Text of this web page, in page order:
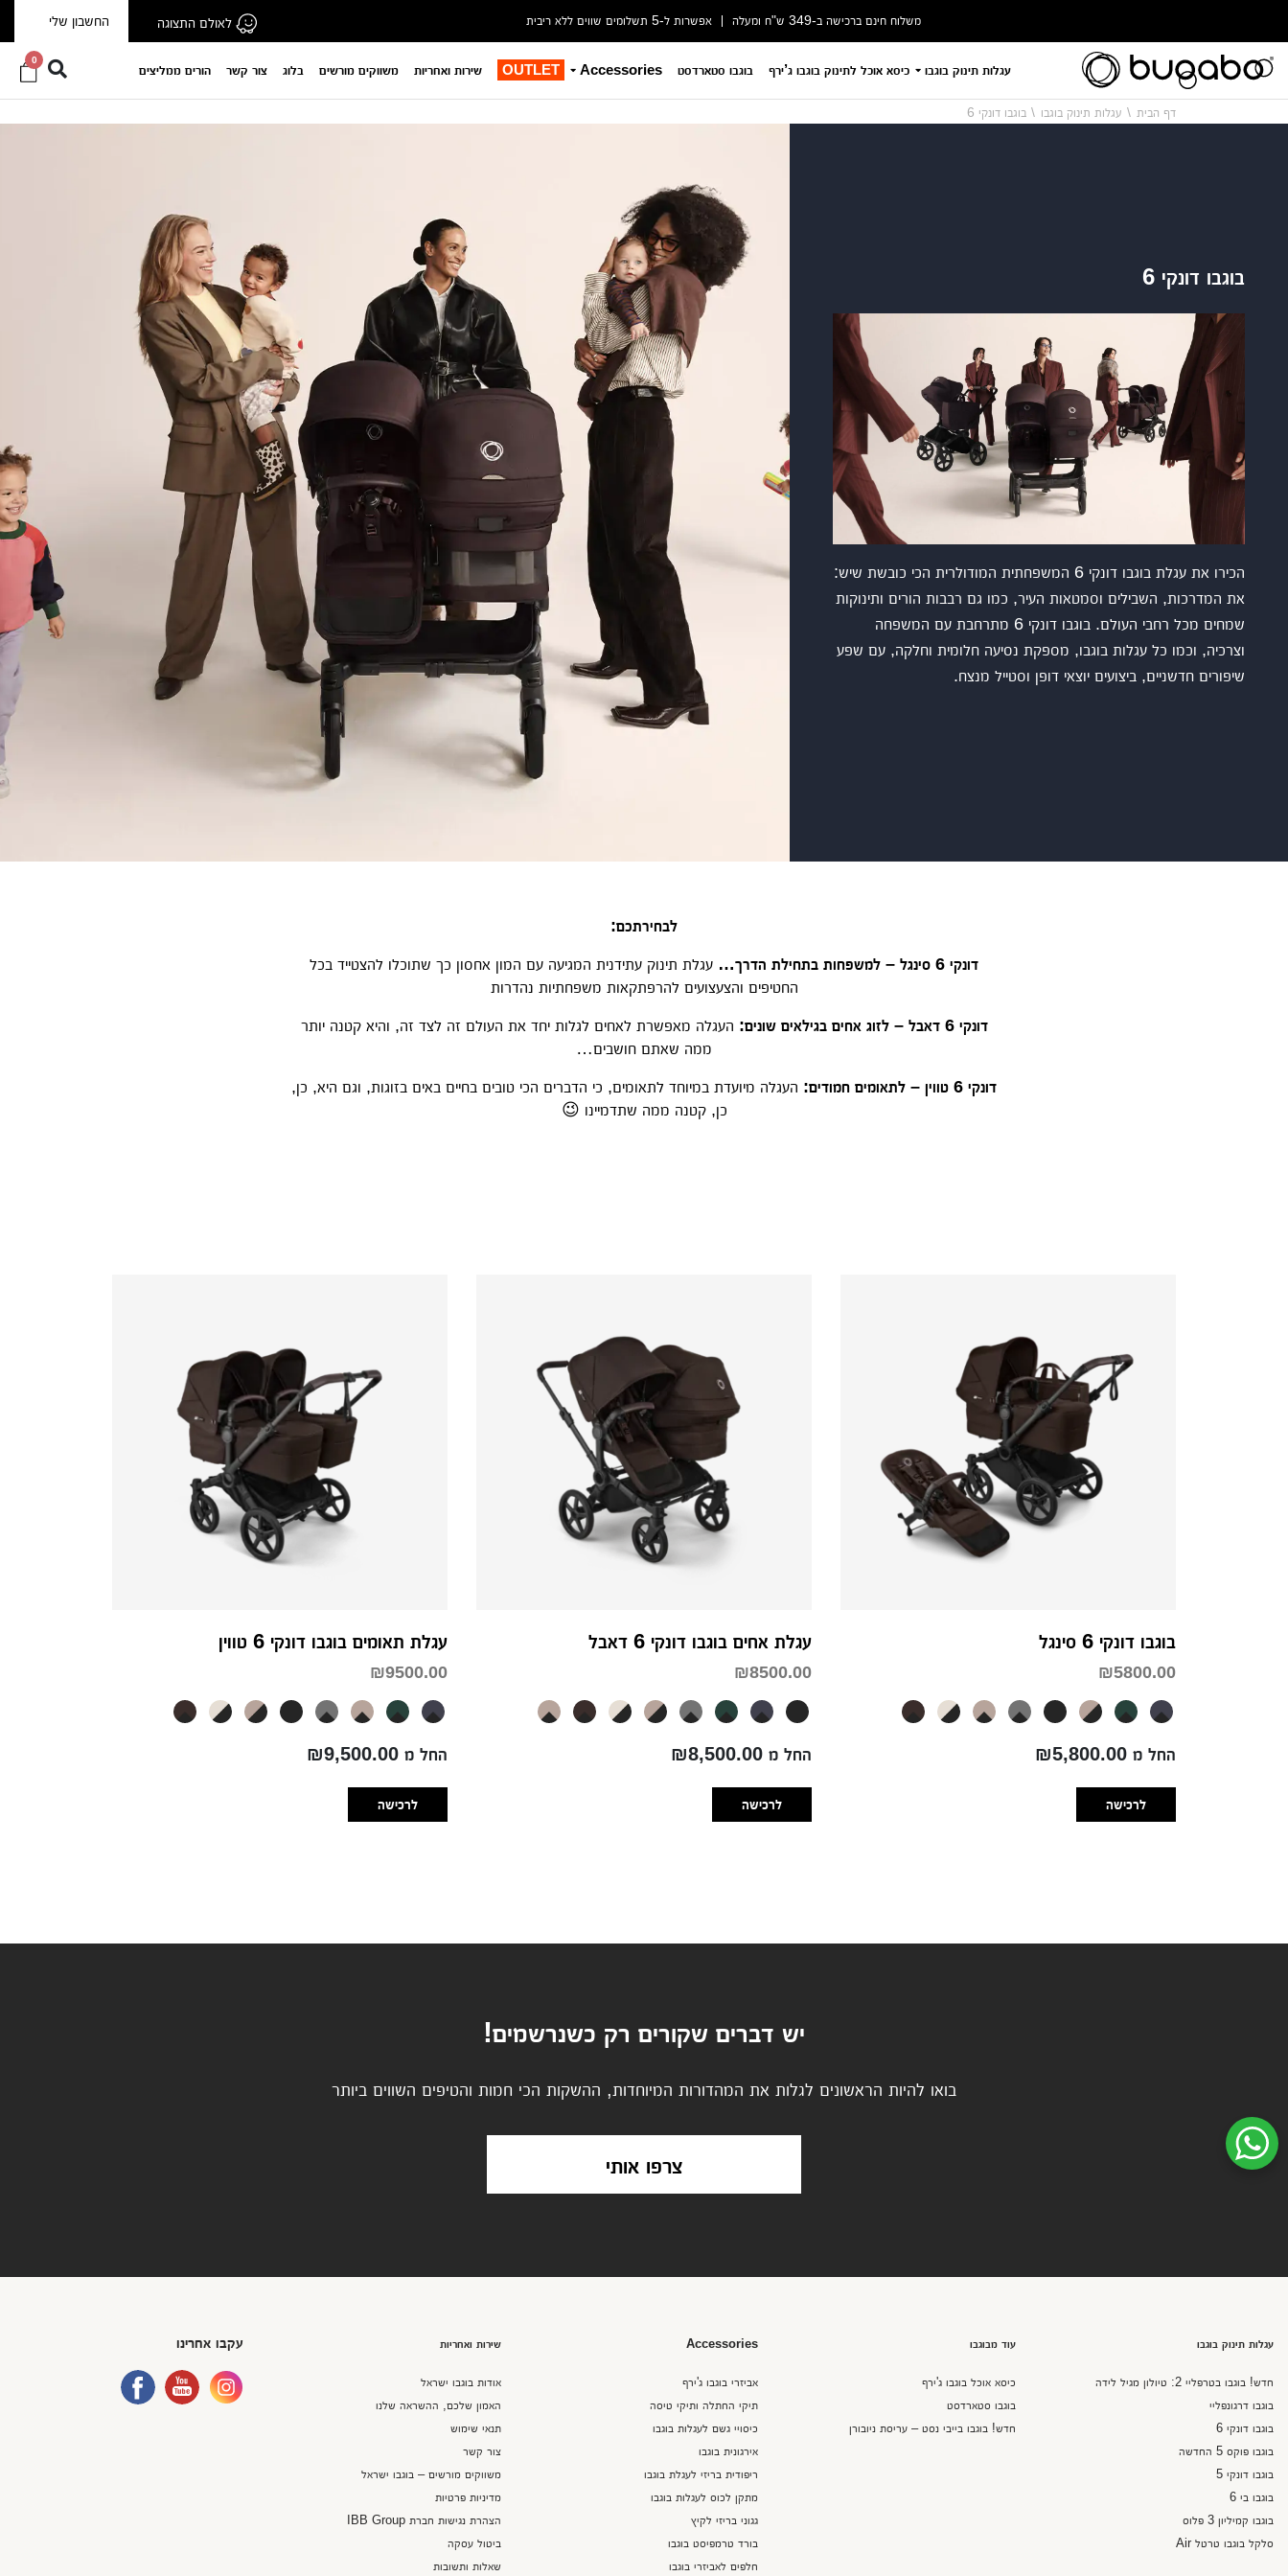
משלוח חינם ברכישה ב-349 ש"ח ומעלה אפשרות ל-5 תשלומים שווים ללא ריבית לאולם התצוגה החשבון שלי
עגלות תינוק בוגבו כיסא אוכל לתינוק בוגבו ג’ירף בוגבו סטארדסט Accessories
OUTLET שירות ואחריות משווקים מורשים בלוג צור קשר הורים ממליצים
0
דף הבית עגלות תינוק בוגבו בוגבו דונקי 6
בוגבו דונקי 6
הכירו את עגלת בוגבו דונקי 6 המשפחתית המודולרית הכי כובשת שיש:
את המדרכות, השבילים וסמטאות העיר, כמו גם רבבות הורים ותינוקות
שמחים מכל רחבי העולם. בוגבו דונקי 6 מתרחבת עם המשפחה
וצרכיה, וכמו כל עגלות בוגבו, מספקת נסיעה חלומית וחלקה, עם שפע
שיפורים חדשניים, ביצועים יוצאי דופן וסטייל מנצח.
לבחירתכם:
דונקי 6 סינגל – למשפחות בתחילת הדרך…
עגלת תינוק עתידנית המגיעה עם המון אחסון כך שתוכלו להצטייד בכל
החטיפים והצעצועים להרפתקאות משפחתיות נהדרות
דונקי 6 דאבל – לזוג אחים בגילאים שונים:
העגלה מאפשרת לאחים לגלות יחד את העולם זה לצד זה, והיא קטנה יותר
ממה שאתם חושבים…
דונקי 6 טווין – לתאומים חמודים:
העגלה מיועדת במיוחד לתאומים, כי הדברים הכי טובים בחיים באים בזוגות, וגם היא, כן,
כן, קטנה ממה שתדמיינו 😉
בוגבו דונקי 6 סינגל
₪5800.00
החל מ ₪5,800.00
לרכישה
עגלת אחים בוגבו דונקי 6 דאבל
₪8500.00
החל מ ₪8,500.00
לרכישה
עגלת תאומים בוגבו דונקי 6 טווין
₪9500.00
החל מ ₪9,500.00
לרכישה
יש דברים שקורים רק כשנרשמים!
בואו להיות הראשונים לגלות את המהדורות המיוחדות, ההשקות הכי חמות והטיפים השווים ביותר
צרפו אותי
עגלות תינוק בוגבו
חדש! בוגבו בטרפליי 2: טיולון מגיל לידה
בוגבו דרגונפליי
בוגבו דונקי 6
בוגבו פוקס 5 החדשה
בוגבו דונקי 5
בוגבו בי 6
בוגבו קמיליון 3 פלוס
סלקל בוגבו טרטל Air
עוד מבוגבו
כיסא אוכל בוגבו ג'ירף
בוגבו סטארדסט
חדש! בוגבו בייבי נסט – עריסת ניובורן
Accessories
אביזרי בוגבו ג'ירף
תיקי החתלה ותיקי טיסה
כיסויי גשם לעגלות בוגבו
אירגונית בוגבו
ריפודית בריזי לעגלת בוגבו
מתקן לכוס לעגלות בוגבו
גגוני בריזי לקיץ
בורד טרמפיסט בוגבו
חלפים לאביזרי בוגבו
שירות ואחריות
אודות בוגבו ישראל
האמון שלכם, ההשראה שלנו
תנאי שימוש
צור קשר
משווקים מורשים – בוגבו ישראל
מדיניות פרטיות
הצהרת נגישות חברת IBB Group
ביטול עסקה
שאלות ותשובות
עקבו אחרינו
שיחת ווטסאפ עם שירות הלקוחות